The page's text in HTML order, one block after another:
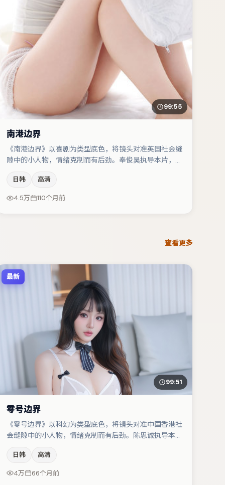
99:55
南港边界
《南港边界》以喜剧为类型底色，将镜头对准英国社会缝
隙中的小人物，情绪克制而有后劲。奉俊昊执导本片，在
当。大鹏与易烊千玺的对手戏构成全片情感锚点，朱一龙
则以细节塑造推动谜题层层揭开。整体完成度较高，适合
周末一口气追完。
日韩 高清
4.5万 110个月前
查看更多
最新
99:51
零号边界
《零号边界》以科幻为类型底色，将镜头对准中国香港社
会缝隙中的小人物，情绪克制而有后劲。陈思诚执导本
留白得当。咏梅与张颂文的对手戏构成全片情感锚点，张
译则以细节塑造推动谜题层层揭开。整体完成度较高，适
日韩 高清
4万 66个月前